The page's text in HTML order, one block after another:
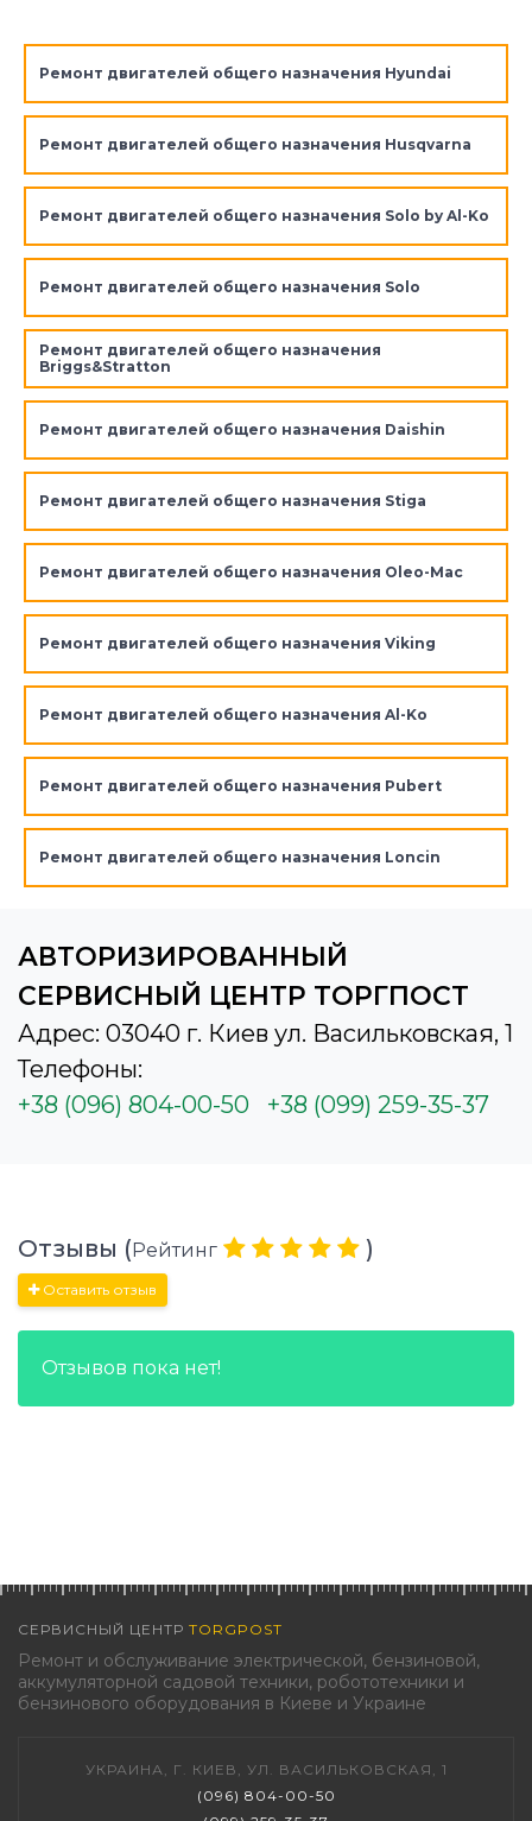
Ремонт двигателей общего назначения Hyundai
Ремонт двигателей общего назначения Husqvarna
Ремонт двигателей общего назначения Solo by Al-Ko
Ремонт двигателей общего назначения Solo
Ремонт двигателей общего назначения
Briggs&Stratton
Ремонт двигателей общего назначения Daishin
Ремонт двигателей общего назначения Stiga
Ремонт двигателей общего назначения Oleo-Mac
Ремонт двигателей общего назначения Viking
Ремонт двигателей общего назначения Al-Ko
Ремонт двигателей общего назначения Pubert
Ремонт двигателей общего назначения Loncin
АВТОРИЗИРОВАННЫЙ
СЕРВИСНЫЙ ЦЕНТР ТОРГПОСТ
Адрес: 03040 г. Киев ул. Васильковская, 1
Телефоны:
+38 (096) 804-00-50
+38 (099) 259-35-37
Отзывы ( Рейтинг )
Оставить отзыв
Отзывов пока нет!
СЕРВИСНЫЙ ЦЕНТР TORGPOST
Ремонт и обслуживание электрической, бензиновой,
аккумуляторной садовой техники, робототехники и
бензинового оборудования в Киеве и Украине
УКРАИНА, Г. КИЕВ, УЛ. ВАСИЛЬКОВСКАЯ, 1
(096) 804-00-50